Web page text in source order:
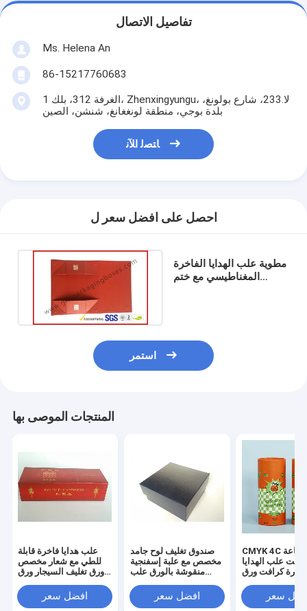
تفاصيل الاتصال
Ms. Helena An
86-15217760683
الغرفة 312، بلك 1، Zhenxingyungu، لا.233، شارع بولونغ،
بلدة بوجي، منطقة لونغغانغ، شنشن، الصين
ﺎﺘﺼﻟ ﺍﻶﻧ
احصل على افضل سعر ل
مطوية علب الهدايا الفاخرة
المغناطيسي مع ختم
استمر
المنتجات الموصى بها
علب هدايا فاخرة قابلة
للطي مع شعار مخصص
ورق تغليف السيجار ورق
افضل سعر
صندوق تغليف لوح جامد
مخصص مع علبة إسفنجية
منقوشة بالورق علب
افضل سعر
CMYK 4C طباعة
علب الهدايا
كرافت ورق
سعر